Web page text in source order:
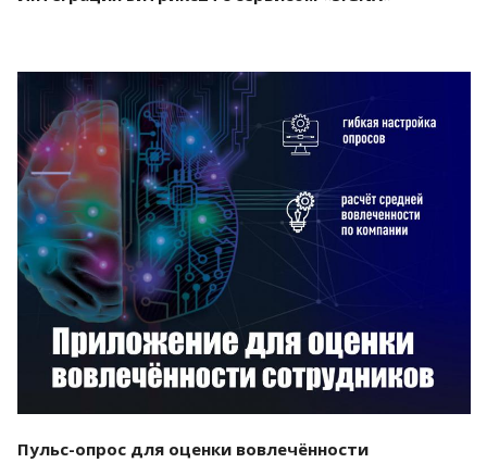
Смотреть проект
Пульс-опрос для оценки вовлечённости